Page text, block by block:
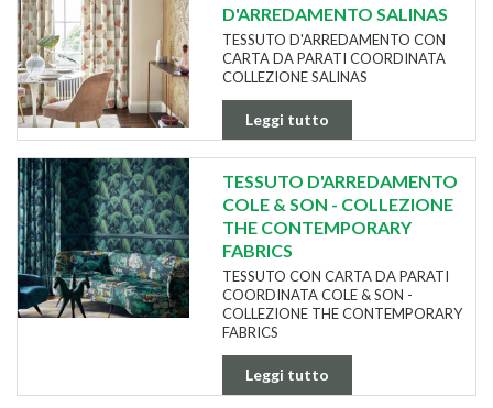
D'ARREDAMENTO SALINAS
TESSUTO D'ARREDAMENTO CON
CARTA DA PARATI COORDINATA
COLLEZIONE SALINAS
Leggi tutto
TESSUTO D'ARREDAMENTO
COLE & SON - COLLEZIONE
THE CONTEMPORARY
FABRICS
TESSUTO CON CARTA DA PARATI
COORDINATA COLE & SON -
COLLEZIONE THE CONTEMPORARY
FABRICS
Leggi tutto